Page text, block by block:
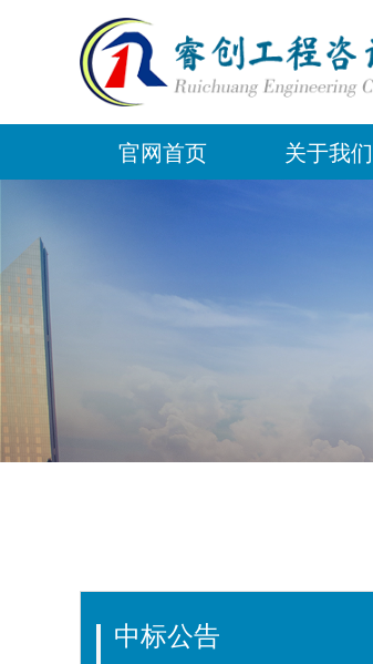
官网首页 关于我们
中标公告